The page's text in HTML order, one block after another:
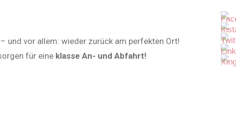
und vor allem: wieder zurück am perfekten Ort!
für eine klasse An- und Abfahrt!